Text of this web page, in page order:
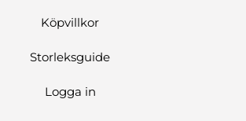
Köpvillkor
Storleksguide
Logga in